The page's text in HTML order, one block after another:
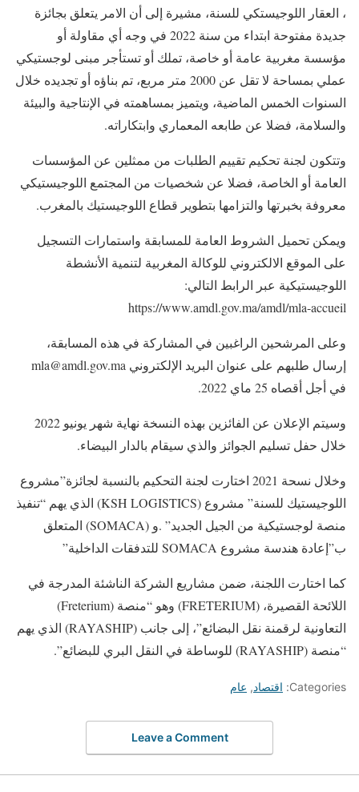
، العقار اللوجيستكي للسنة، مشيرة إلى أن الامر يتعلق بجائزة
جديدة مفتوحة ابتداء من سنة 2022 في وجه أي مقاولة أو
مؤسسة مغربية عامة أو خاصة، تملك أو تستأجر مبنى لوجستيكي
عملي بمساحة لا تقل عن 2000 متر مربع، تم بناؤه أو تجديده خلال
السنوات الخمس الماضية، ويتميز بمساهمته في الإنتاجية والبيئة
والسلامة، فضلا عن طابعه المعماري وابتكاراته.
وتتكون لجنة تحكيم تقييم الطلبات من ممثلين عن المؤسسات
العامة أو الخاصة، فضلا عن شخصيات من المجتمع اللوجيستيكي
معروفة بخبرتها والتزامها بتطوير قطاع اللوجيستيك بالمغرب.
ويمكن تحميل الشروط العامة للمسابقة واستمارات التسجيل
على الموقع الالكتروني للوكالة المغربية لتنمية الأنشطة
اللوجيستيكية عبر الرابط التالي:
https://www.amdl.gov.ma/amdl/mla-accueil
وعلى المرشحين الراغبين في المشاركة في هذه المسابقة،
إرسال طلبهم على عنوان البريد الإلكتروني mla@amdl.gov.ma
في أجل أقصاه 25 ماي 2022.
وسيتم الإعلان عن الفائزين بهذه النسخة نهاية شهر يونيو 2022
خلال حفل تسليم الجوائز والذي سيقام بالدار البيضاء.
وخلال نسحة 2021 اختارت لجنة التحكيم بالنسبة لجائزة”مشروع
اللوجيستيك للسنة” مشروع (KSH LOGISTICS) الذي يهم “تنفيذ
منصة لوجستيكية من الجيل الجديد” .و (SOMACA) المتعلق
ب”إعادة هندسة مشروع SOMACA للتدفقات الداخلية”
كما اختارت اللجنة، ضمن مشاريع الشركة الناشئة المدرجة في
اللائحة القصيرة، (FRETERIUM) وهو “منصة (Freterium)
التعاونية لرقمنة نقل البضائع”، إلى جانب (RAYASHIP) الذي يهم
“منصة (RAYASHIP) للوساطة في النقل البري للبضائع”.
Categories: اقتصاد, عام
Leave a Comment